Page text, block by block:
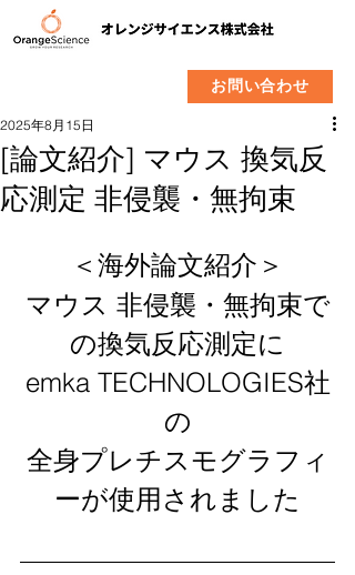
お問い合わせ
[論文紹介] マウス 換気反
応測定 非侵襲・無拘束
2025年8月15日
＜海外論文紹介＞
マウス 非侵襲・無拘束で
の換気反応測定に
emka TECHNOLOGIES社
の
全身プレチスモグラフィ
ーが使用されました